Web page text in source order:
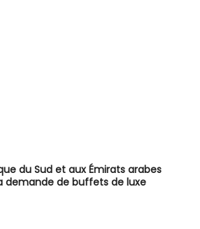
du Sud et aux Émirats arabes
demande de buffets de luxe